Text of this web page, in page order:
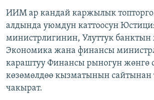
ИИМ ар кандай каржылык топторго
алдында уюмдун каттоосун
министрлигинин, Улуттук банктын
Экономика жана финансы
караштуу Финансы рыногун жөнгө
көзөмөлдөө кызматынын сайтынан
чакырат.